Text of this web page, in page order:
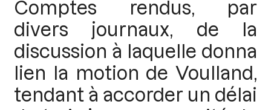
Comptes rendus, par
divers journaux, de la
discussion à laquelle donna
lien la motion de Voulland,
tendant à accorder un délai